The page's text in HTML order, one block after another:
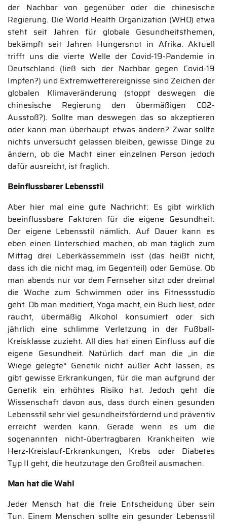
der Nachbar von gegenüber oder die chinesische
Regierung. Die World Health Organization (WHO) etwa
steht seit Jahren für globale Gesundheitsthemen,
bekämpft seit Jahren Hungersnot in Afrika. Aktuell
trifft uns die vierte Welle der Covid-19-Pandemie in
Deutschland (ließ sich der Nachbar gegen Covid-19
Impfen?) und Extremwetterereignisse sind Zeichen der
globalen Klimaveränderung (stoppt deswegen die
chinesische Regierung den übermäßigen CO2-
Ausstoß?). Sollte man deswegen das so akzeptieren
oder kann man überhaupt etwas ändern? Zwar sollte
nichts unversucht gelassen bleiben, gewisse Dinge zu
ändern, ob die Macht einer einzelnen Person jedoch
dafür ausreicht, ist fraglich.
Beinflussbarer Lebensstil
Aber hier mal eine gute Nachricht: Es gibt wirklich
beeinflussbare Faktoren für die eigene Gesundheit:
Der eigene Lebensstil nämlich. Auf Dauer kann es
eben einen Unterschied machen, ob man täglich zum
Mittag drei Leberkässemmeln isst (das heißt nicht,
dass ich die nicht mag, im Gegenteil) oder Gemüse. Ob
man abends nur vor dem Fernseher sitzt oder dreimal
die Woche zum Schwimmen oder ins Fitnessstudio
geht. Ob man meditiert, Yoga macht, ein Buch liest, oder
raucht, übermäßig Alkohol konsumiert oder sich
jährlich eine schlimme Verletzung in der Fußball-
Kreisklasse zuzieht. All dies hat einen Einfluss auf die
eigene Gesundheit. Natürlich darf man die „in die
Wiege gelegte“ Genetik nicht außer Acht lassen, es
gibt gewisse Erkrankungen, für die man aufgrund der
Genetik ein erhöhtes Risiko hat. Jedoch geht die
Wissenschaft davon aus, dass durch einen gesunden
Lebensstil sehr viel gesundheitsfördernd und präventiv
erreicht werden kann. Gerade wenn es um die
sogenannten nicht-übertragbaren Krankheiten wie
Herz-Kreislauf-Erkrankungen, Krebs oder Diabetes
Typ II geht, die heutzutage den Großteil ausmachen.
Man hat die Wahl
Jeder Mensch hat die freie Entscheidung über sein
Tun. Einem Menschen sollte ein gesunder Lebensstil